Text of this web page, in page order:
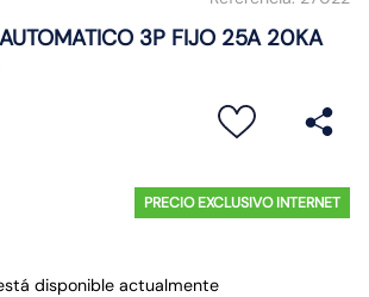
AUTOMATICO 3P FIJO 25A 20KA
PRECIO EXCLUSIVO INTERNET
disponible actualmente
8.
ampolleta
proyector led